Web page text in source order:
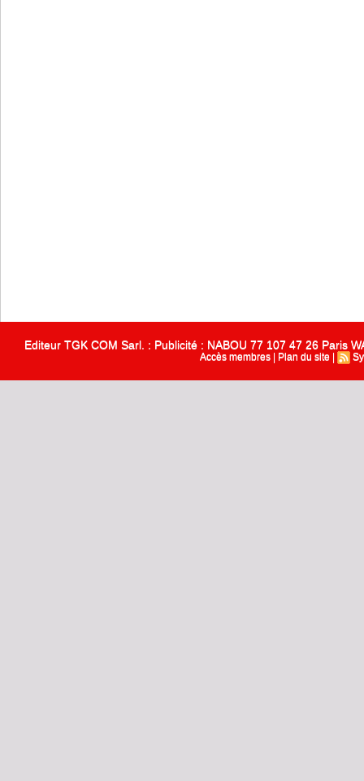
Editeur TGK COM Sarl. : Publicité : NABOU 77 107 47 26 Paris
Accès membres Plan du site